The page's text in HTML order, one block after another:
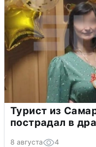
Турист из
пострадал в
8 августа 4